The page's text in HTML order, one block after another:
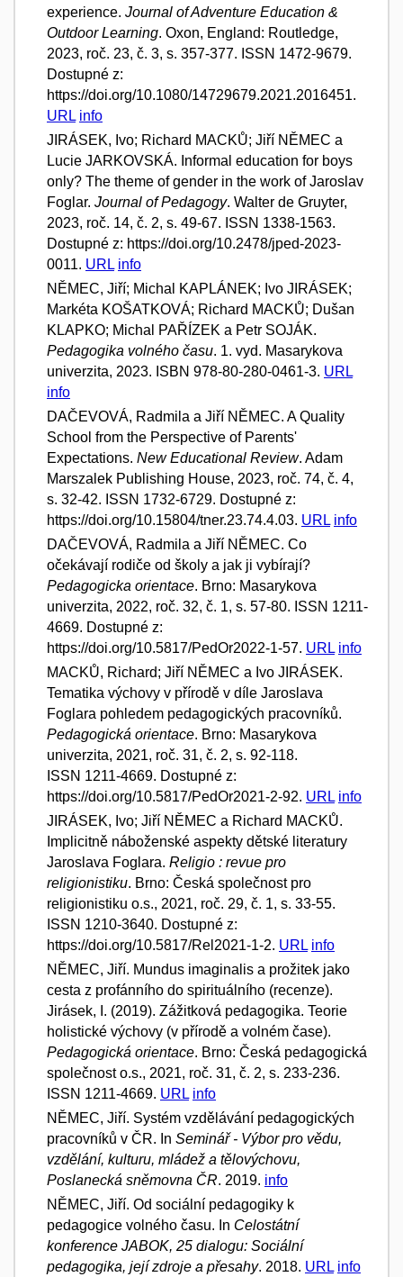
experience. Journal of Adventure Education &
Outdoor Learning. Oxon, England: Routledge,
2023, roč. 23, č. 3, s. 357-377. ISSN 1472-9679.
Dostupné z:
https://doi.org/10.1080/14729679.2021.2016451.
URL info
JIRÁSEK, Ivo; Richard MACKŮ; Jiří NĚMEC a
Lucie JARKOVSKÁ. Informal education for boys
only? The theme of gender in the work of Jaroslav
Foglar. Journal of Pedagogy. Walter de Gruyter,
2023, roč. 14, č. 2, s. 49-67. ISSN 1338-1563.
Dostupné z: https://doi.org/10.2478/jped-2023-
0011. URL info
NĚMEC, Jiří; Michal KAPLÁNEK; Ivo JIRÁSEK;
Markéta KOŠATKOVÁ; Richard MACKŮ; Dušan
KLAPKO; Michal PAŘÍZEK a Petr SOJÁK.
Pedagogika volného času. 1. vyd. Masarykova
univerzita, 2023. ISBN 978-80-280-0461-3. URL
info
DAČEVOVÁ, Radmila a Jiří NĚMEC. A Quality
School from the Perspective of Parents'
Expectations. New Educational Review. Adam
Marszalek Publishing House, 2023, roč. 74, č. 4,
s. 32-42. ISSN 1732-6729. Dostupné z:
https://doi.org/10.15804/tner.23.74.4.03. URL info
DAČEVOVÁ, Radmila a Jiří NĚMEC. Co
očekávají rodiče od školy a jak ji vybírají?
Pedagogicka orientace. Brno: Masarykova
univerzita, 2022, roč. 32, č. 1, s. 57-80. ISSN 1211-
4669. Dostupné z:
https://doi.org/10.5817/PedOr2022-1-57. URL info
MACKŮ, Richard; Jiří NĚMEC a Ivo JIRÁSEK.
Tematika výchovy v přírodě v díle Jaroslava
Foglara pohledem pedagogických pracovníků.
Pedagogická orientace. Brno: Masarykova
univerzita, 2021, roč. 31, č. 2, s. 92-118.
ISSN 1211-4669. Dostupné z:
https://doi.org/10.5817/PedOr2021-2-92. URL info
JIRÁSEK, Ivo; Jiří NĚMEC a Richard MACKŮ.
Implicitně náboženské aspekty dětské literatury
Jaroslava Foglara. Religio : revue pro
religionistiku. Brno: Česká společnost pro
religionistiku o.s., 2021, roč. 29, č. 1, s. 33-55.
ISSN 1210-3640. Dostupné z:
https://doi.org/10.5817/Rel2021-1-2. URL info
NĚMEC, Jiří. Mundus imaginalis a prožitek jako
cesta z profánního do spirituálního (recenze).
Jirásek, I. (2019). Zážitková pedagogika. Teorie
holistické výchovy (v přírodě a volném čase).
Pedagogická orientace. Brno: Česká pedagogická
společnost o.s., 2021, roč. 31, č. 2, s. 233-236.
ISSN 1211-4669. URL info
NĚMEC, Jiří. Systém vzdělávání pedagogických
pracovníků v ČR. In Seminář - Výbor pro vědu,
vzdělání, kulturu, mládež a tělovýchovu,
Poslanecká sněmovna ČR. 2019. info
NĚMEC, Jiří. Od sociální pedagogiky k
pedagogice volného času. In Celostátní
konference JABOK, 25 dialogu: Sociální
pedagogika, její zdroje a přesahy. 2018. URL info